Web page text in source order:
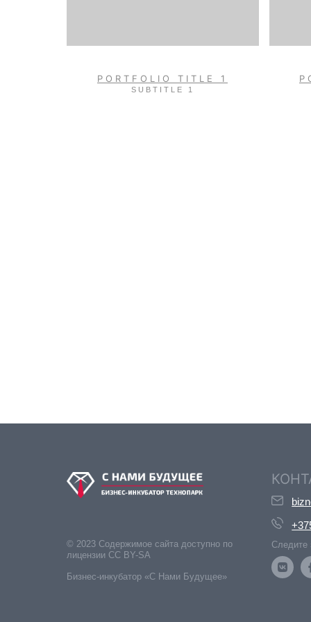
PORTFOLIO TITLE 1
SUBTITLE 1
© 2023 Содержимое сайта доступно по
лицензии CC BY-SA
Бизнес-инкубатор «С Нами Будущее»
Следите